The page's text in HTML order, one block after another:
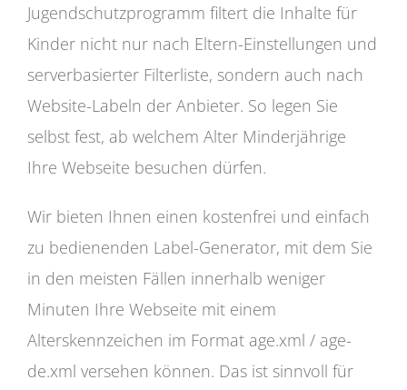
Jugendschutzprogramm filtert die Inhalte für
Kinder nicht nur nach Eltern-Einstellungen und
serverbasierter Filterliste, sondern auch nach
Website-Labeln der Anbieter. So legen Sie
selbst fest, ab welchem Alter Minderjährige
Ihre Webseite besuchen dürfen.
Wir bieten Ihnen einen kostenfrei und einfach
zu bedienenden Label-Generator, mit dem Sie
in den meisten Fällen innerhalb weniger
Minuten Ihre Webseite mit einem
Alterskennzeichen im Format age.xml / age-
de.xml versehen können. Das ist sinnvoll für